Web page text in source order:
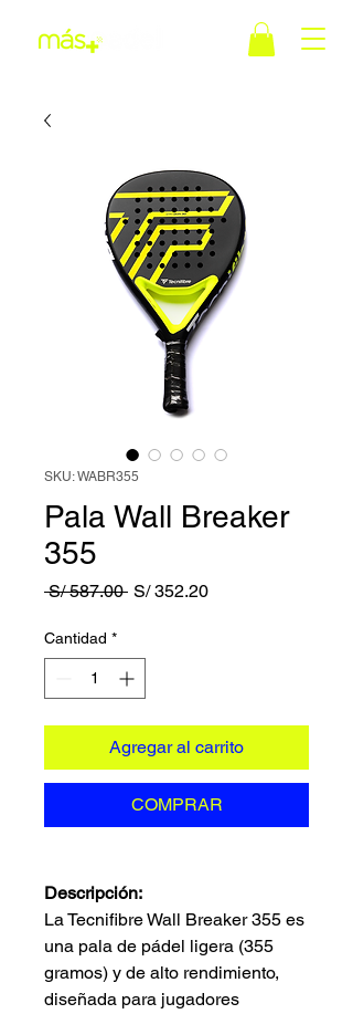
SKU: WABR355
Pala Wall Breaker
355
S/ 587.00 Precio
S/ 352.20Precio
Cantidad *
Agregar al carrito
COMPRAR
Descripción:
La Tecnifibre Wall Breaker 355 es
una pala de pádel ligera (355
gramos) y de alto rendimiento,
diseñada para jugadores